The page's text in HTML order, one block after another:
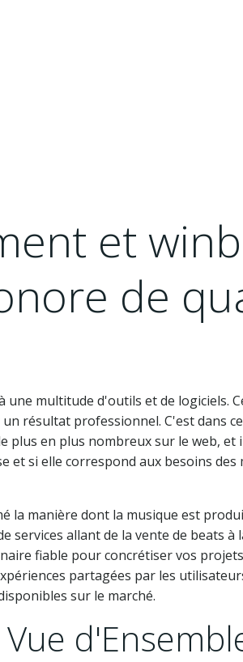
et
de
multitude d'outils et de logiciels.
résultat professionnel. C'est dans
plus en plus nombreux sur le web,
si elle correspond aux besoins des
la manière dont la musique est
allant de la vente de beats
fiable pour concrétiser vos
partagées par les
sur le marché.